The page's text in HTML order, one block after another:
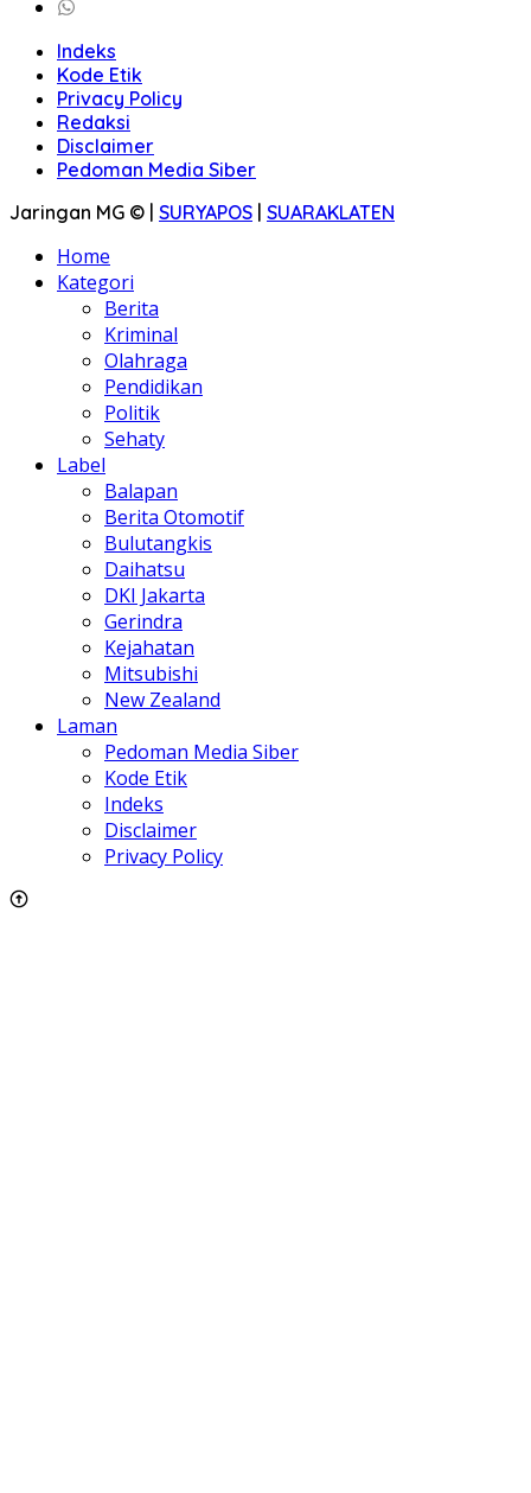
Indeks
Kode Etik
Privacy Policy
Redaksi
Disclaimer
Pedoman Media Siber
Jaringan MG © | SURYAPOS | SUARAKLATEN
Home
Kategori
Berita
Kriminal
Olahraga
Pendidikan
Politik
Sehaty
Label
Balapan
Berita Otomotif
Bulutangkis
Daihatsu
DKI Jakarta
Gerindra
Kejahatan
Mitsubishi
New Zealand
Laman
Pedoman Media Siber
Kode Etik
Indeks
Disclaimer
Privacy Policy